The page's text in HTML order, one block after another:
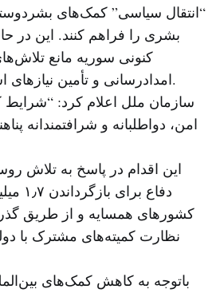
“انتقال سیاسی” کمک‌های
بشری را فراهم کنند. این در
کنونی سوریه مانع
امدادرسانی و تأمین نیازهای اساسی مردم شده‌اند.
سازمان ملل اعلام کرد:
امن، دواطلبانه و شرافتمندانه
این اقدام در پاسخ به تلاش
دفاع
کشورهای همسایه و از طریق
نظارت کمیته‌های مشترک با
باتوجه به کاهش کمک‌های